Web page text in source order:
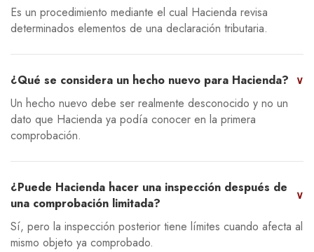
Es un procedimiento mediante el cual Hacienda revisa
determinados elementos de una declaración tributaria.
¿Qué se considera un hecho nuevo para Hacienda? ∨
Un hecho nuevo debe ser realmente desconocido y no un
dato que Hacienda ya podía conocer en la primera
comprobación.
¿Puede Hacienda hacer una inspección después de
una comprobación limitada?
∨
Sí, pero la inspección posterior tiene límites cuando afecta al
mismo objeto ya comprobado.